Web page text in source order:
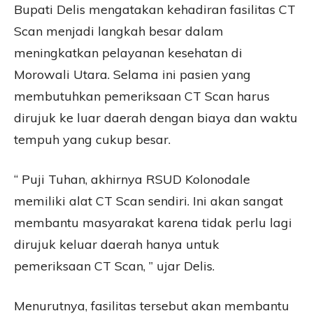
Bupati Delis mengatakan kehadiran fasilitas CT
Scan menjadi langkah besar dalam
meningkatkan pelayanan kesehatan di
Morowali Utara. Selama ini pasien yang
membutuhkan pemeriksaan CT Scan harus
dirujuk ke luar daerah dengan biaya dan waktu
tempuh yang cukup besar.
“ Puji Tuhan, akhirnya RSUD Kolonodale
memiliki alat CT Scan sendiri. Ini akan sangat
membantu masyarakat karena tidak perlu lagi
dirujuk keluar daerah hanya untuk
pemeriksaan CT Scan, ” ujar Delis.
Menurutnya, fasilitas tersebut akan membantu